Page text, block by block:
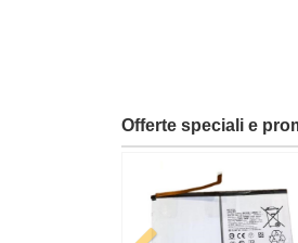
Offerte speciali e